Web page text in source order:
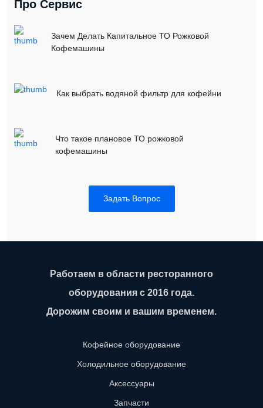
Про Сервис
Зачем Делать Капитальное ТО Рожковой
Кофемашины
Как выбрать водяной фильтр для кофейни
Что такое плановое ТО рожковой
кофемашины
Задать Вопрос
Работаем в области ресторанного
оборудования с 2016 года.
Дорожим своим и вашим временем.
Кофейное оборудование
Холодильное оборудование
Аксессуары
Запчасти